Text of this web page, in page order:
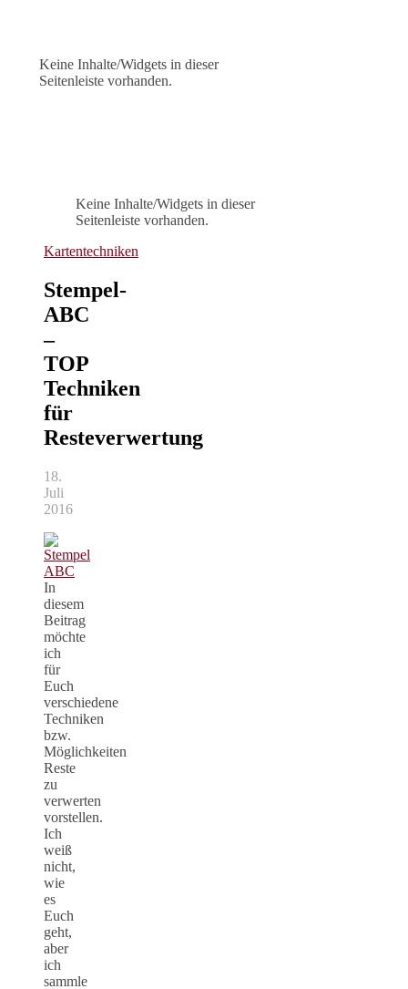
Keine Inhalte/Widgets in dieser
Seitenleiste vorhanden.
Keine Inhalte/Widgets in dieser
Seitenleiste vorhanden.
Kartentechniken
Stempel-
ABC
–
TOP
Techniken
für
Resteverwertung
18.
Juli
2016
In
diesem
Beitrag
möchte
ich
für
Euch
verschiedene
Techniken
bzw.
Möglichkeiten
Reste
zu
verwerten
vorstellen.
Ich
weiß
nicht,
wie
es
Euch
geht,
aber
ich
sammle